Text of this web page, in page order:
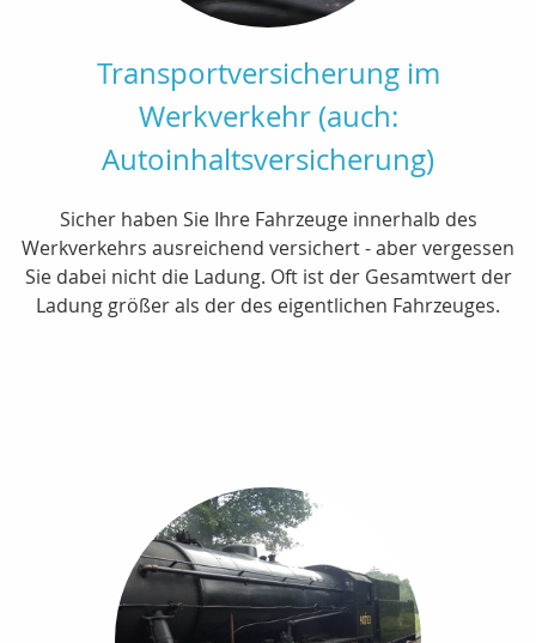
Transportversicherung im
Werkverkehr (auch:
Autoinhaltsversicherung)
Sicher haben Sie Ihre Fahrzeuge innerhalb des
Werkverkehrs ausreichend versichert - aber vergessen
Sie dabei nicht die Ladung. Oft ist der Gesamtwert der
Ladung größer als der des eigentlichen Fahrzeuges.